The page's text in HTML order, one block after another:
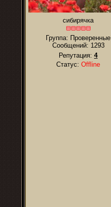
сибирячка
Группа: Проверенные
Сообщений: 1293
Репутация: 4
Статус: Offline